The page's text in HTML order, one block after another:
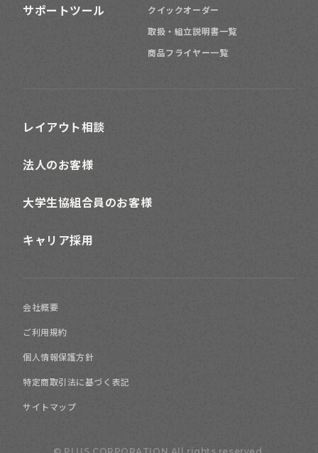
倉庫に
フレンチ
ポップ
モダン
サポートツール
クイックオーダー
取扱・組立説明書一覧
商品フライヤー一覧
レイアウト相談
法人のお客様
大学生協組合員のお客様
キャリア採用
会社概要
ご利用規約
個人情報保護方針
特定商取引法に基づく表記
サイトマップ